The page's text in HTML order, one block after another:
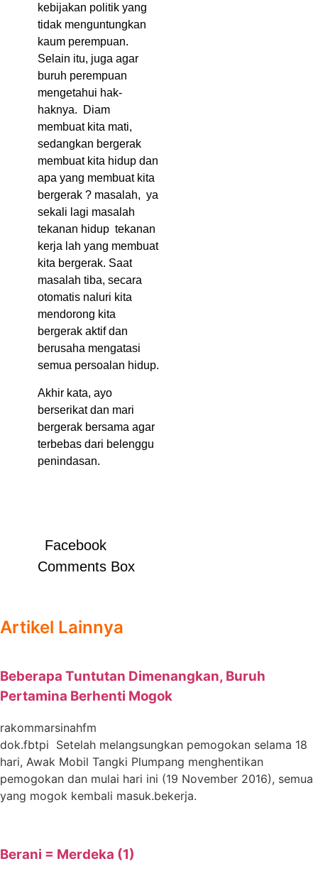
kebijakan politik yang
tidak menguntungkan
kaum perempuan.
Selain itu, juga agar
buruh perempuan
mengetahui hak-
haknya. Diam
membuat kita mati,
sedangkan bergerak
membuat kita hidup dan
apa yang membuat kita
bergerak ? masalah, ya
sekali lagi masalah
tekanan hidup tekanan
kerja lah yang membuat
kita bergerak. Saat
masalah tiba, secara
otomatis naluri kita
mendorong kita
bergerak aktif dan
berusaha mengatasi
semua persoalan hidup.
Akhir kata, ayo
berserikat dan mari
bergerak bersama agar
terbebas dari belenggu
penindasan.
Facebook
Comments Box
Artikel Lainnya
Beberapa Tuntutan Dimenangkan, Buruh
Pertamina Berhenti Mogok
rakommarsinahfm
dok.fbtpi Setelah melangsungkan pemogokan selama 18
hari, Awak Mobil Tangki Plumpang menghentikan
pemogokan dan mulai hari ini (19 November 2016), semua
yang mogok kembali masuk.bekerja.
Berani = Merdeka (1)